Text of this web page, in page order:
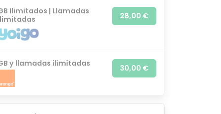
Ilimitados | Llamadas
28,00 €
y llamadas ilimitadas 30,00 €